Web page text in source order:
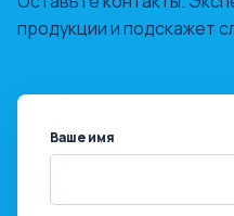
продукции и подскажет
Ваше имя